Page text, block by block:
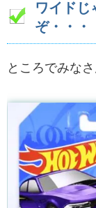
ワイドじ
ぞ・・・
ところでみなさ